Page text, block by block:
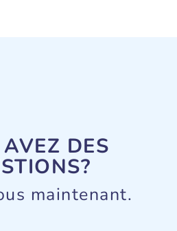
DES
maintenant.